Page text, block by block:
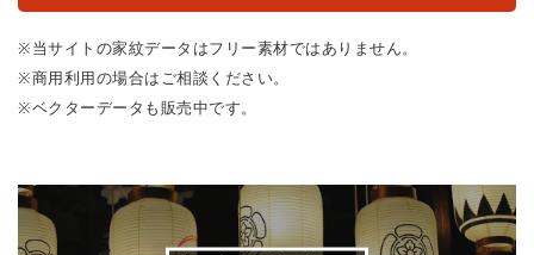
※当サイトの家紋データはフリー素材ではありません。
※商用利用の場合はご相談ください。
※ベクターデータも販売中です。